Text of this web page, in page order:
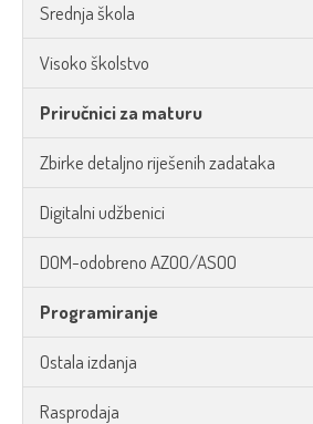
Srednja škola
Visoko školstvo
Priručnici za maturu
Zbirke detaljno riješenih zadataka
Digitalni udžbenici
DOM-odobreno AZOO/ASOO
Programiranje
Ostala izdanja
Rasprodaja